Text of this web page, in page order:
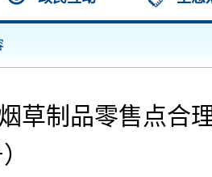
草制品零售点合